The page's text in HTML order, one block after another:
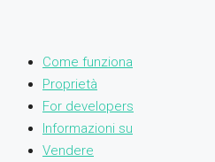
Come funziona
Proprietà
For developers
Informazioni su
Vendere